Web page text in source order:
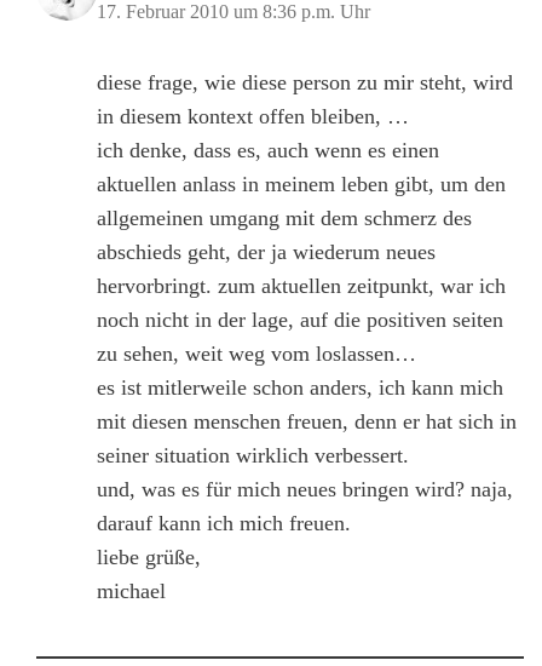
17. Februar 2010 um 8:36 p.m. Uhr
diese frage, wie diese person zu mir steht, wird
in diesem kontext offen bleiben, …
ich denke, dass es, auch wenn es einen
aktuellen anlass in meinem leben gibt, um den
allgemeinen umgang mit dem schmerz des
abschieds geht, der ja wiederum neues
hervorbringt. zum aktuellen zeitpunkt, war ich
noch nicht in der lage, auf die positiven seiten
zu sehen, weit weg vom loslassen…
es ist mitlerweile schon anders, ich kann mich
mit diesen menschen freuen, denn er hat sich in
seiner situation wirklich verbessert.
und, was es für mich neues bringen wird? naja,
darauf kann ich mich freuen.
liebe grüße,
michael